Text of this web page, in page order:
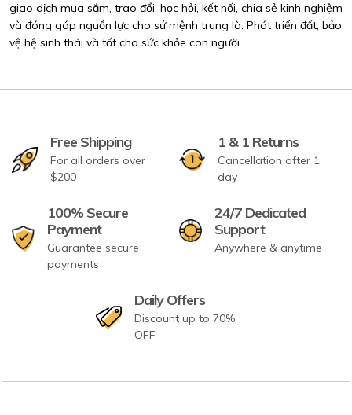
giao dịch mua sắm, trao đổi, học hỏi, kết nối, chia sẻ kinh nghiệm
và đóng góp nguồn lực cho sứ mệnh trung là: Phát triển đất, bảo
vệ hệ sinh thái và tốt cho sức khỏe con người.
Free Shipping
For all orders over
$200
1 & 1 Returns
Cancellation after 1
day
100% Secure
Payment
Guarantee secure
payments
24/7 Dedicated
Support
Anywhere & anytime
Daily Offers
Discount up to 70%
OFF